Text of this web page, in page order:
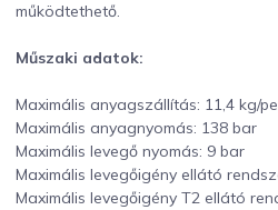
működtethető.
Műszaki adatok:
Maximális anyagszállítás: 11,4 kg/
Maximális anyagnyomás: 138 bar
Maximális levegő nyomás: 9 bar
Maximális levegőigény ellátó
Maximális levegőigény T2 ellátó